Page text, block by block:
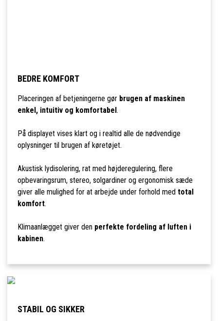
BEDRE KOMFORT
Placeringen af betjeningerne gør brugen af maskinen
enkel, intuitiv og komfortabel .
På displayet vises klart og i realtid alle de nødvendige
oplysninger til brugen af køretøjet.
Akustisk lydisolering, rat med højderegulering, flere
opbevaringsrum, stereo, solgardiner og ergonomisk sæde
giver alle mulighed for at arbejde under forhold med total
komfort.
Klimaanlægget giver den perfekte fordeling af luften i
kabinen.
STABIL OG SIKKER